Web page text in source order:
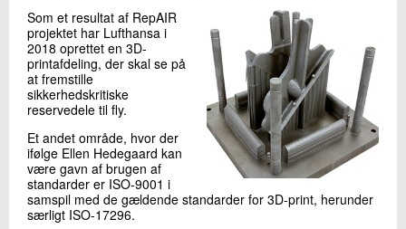
Som et resultat af RepAIR
projektet har Lufthansa i
2018 oprettet en 3D-
printafdeling, der skal se på
at fremstille
sikkerhedskritiske
reservedele til fly.
Et andet område, hvor der
ifølge Ellen Hedegaard kan
være gavn af brugen af
standarder er ISO-9001 i
samspil med de gældende standarder for 3D-print, herunder
særligt ISO-17296.